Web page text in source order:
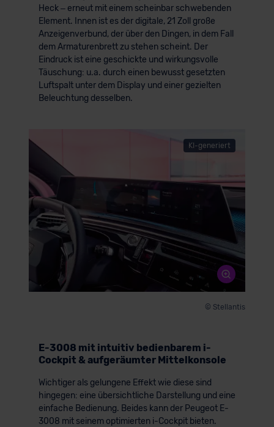
Heck – erneut mit einem scheinbar schwebenden
Element. Innen ist es der digitale, 21 Zoll große
Anzeigenverbund, der über den Dingen, in dem Fall
dem Armaturenbrett zu stehen scheint. Der
Eindruck ist eine geschickte und wirkungsvolle
Täuschung: u.a. durch einen bewusst gesetzten
Luftspalt unter dem Display und einer gezielten
Beleuchtung desselben.
KI-generiert
© Stellantis
E-3008 mit intuitiv bedienbarem i-
Cockpit & aufgeräumter Mittelkonsole
Wichtiger als gelungene Effekt wie diese sind
hingegen: eine übersichtliche Darstellung und eine
einfache Bedienung. Beides kann der Peugeot E-
3008 mit seinem optimierten i-Cockpit bieten.